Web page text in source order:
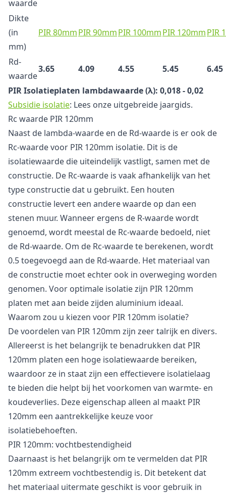
waarde
Dikte
(in
mm)
PIR 80mmPIR 90mmPIR 100mmPIR 120mmPIR
Rd-
waarde
3.65 4.09 4.55 5.45
6.45
PIR Isolatieplaten lambdawaarde (λ): 0,018 - 0,02
Subsidie isolatie: Lees onze uitgebreide jaargids.
Rc waarde PIR 120mm
Naast de lambda-waarde en de Rd-waarde is er ook de
Rc-waarde voor PIR 120mm isolatie. Dit is de
isolatiewaarde die uiteindelijk vastligt, samen met de
constructie. De Rc-waarde is vaak afhankelijk van het
type constructie dat u gebruikt. Een houten
constructie levert een andere waarde op dan een
stenen muur. Wanneer ergens de R-waarde wordt
genoemd, wordt meestal de Rc-waarde bedoeld, niet
de Rd-waarde. Om de Rc-waarde te berekenen, wordt
0.5 toegevoegd aan de Rd-waarde. Het materiaal van
de constructie moet echter ook in overweging worden
genomen. Voor optimale isolatie zijn PIR 120mm
platen met aan beide zijden aluminium ideaal.
Waarom zou u kiezen voor PIR 120mm isolatie?
De voordelen van PIR 120mm zijn zeer talrijk en divers.
Allereerst is het belangrijk te benadrukken dat PIR
120mm platen een hoge isolatiewaarde bereiken,
waardoor ze in staat zijn een effectievere isolatielaag
te bieden die helpt bij het voorkomen van warmte- en
koudeverlies. Deze eigenschap alleen al maakt PIR
120mm een aantrekkelijke keuze voor
isolatiebehoeften.
PIR 120mm: vochtbestendigheid
Daarnaast is het belangrijk om te vermelden dat PIR
120mm extreem vochtbestendig is. Dit betekent dat
het materiaal uitermate geschikt is voor gebruik in